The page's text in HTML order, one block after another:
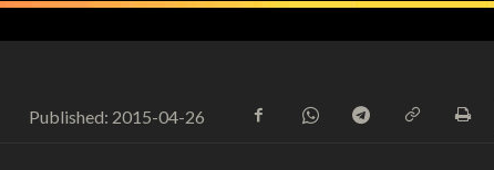
Published: 2015-04-26